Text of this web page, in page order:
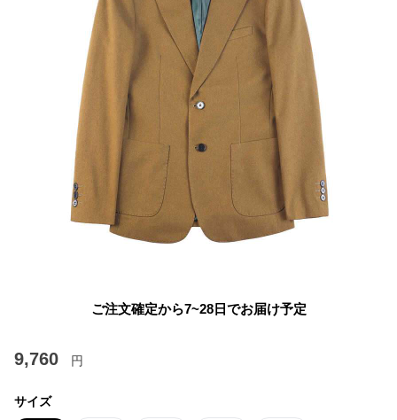
ご注文確定から7~28日でお届け予定
9,760 円
サイズ